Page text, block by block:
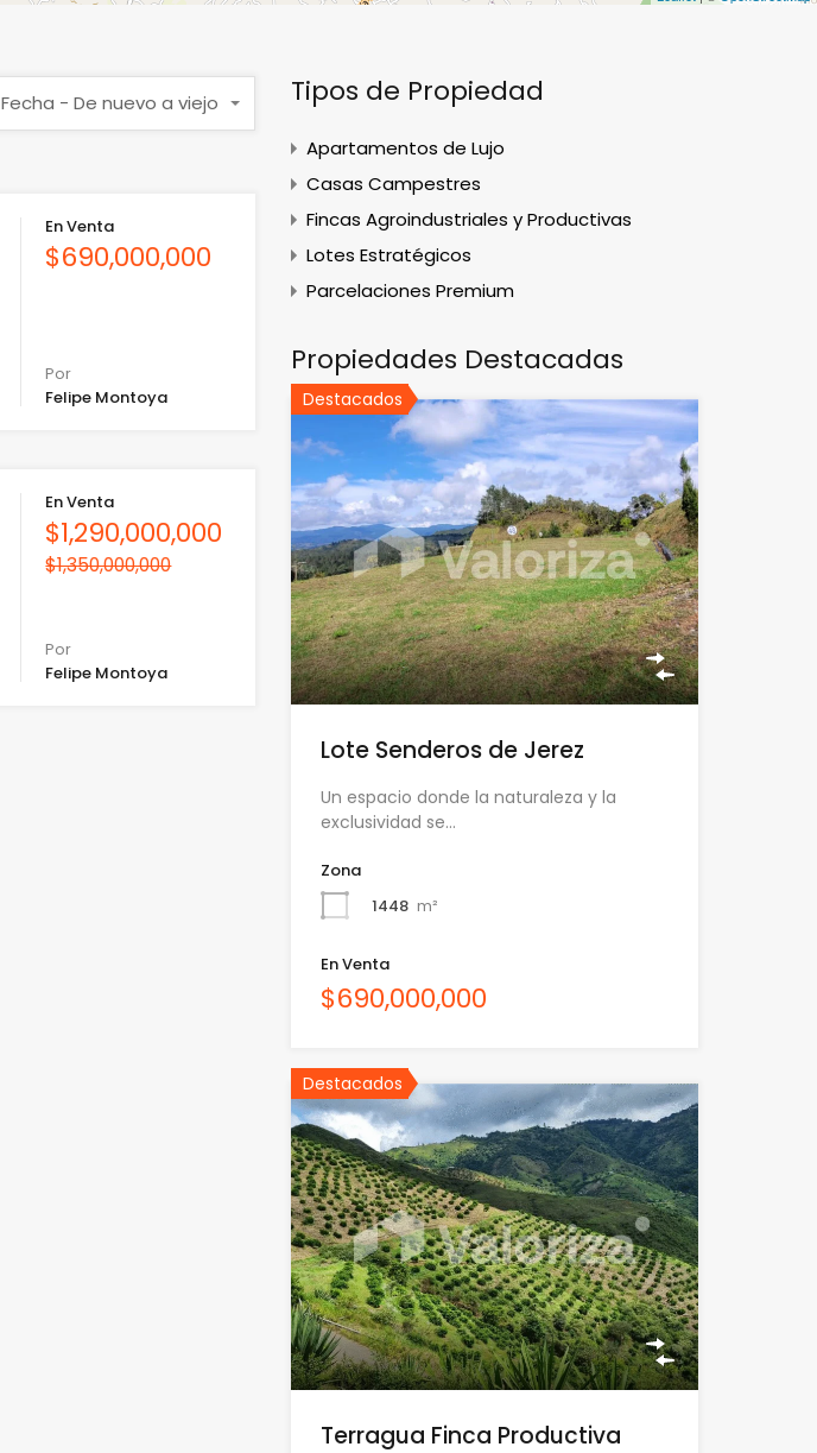
Fecha - De nuevo a viejo
En Venta
$690,000,000
Por
Felipe Montoya
En Venta
$1,290,000,000
$1,350,000,000
Por
Felipe Montoya
Tipos de Propiedad
Apartamentos de Lujo
Casas Campestres
Fincas Agroindustriales y Productivas
Lotes Estratégicos
Parcelaciones Premium
Propiedades Destacadas
Destacados
Lote Senderos de Jerez
Un espacio donde la naturaleza y la
exclusividad se…
Zona
1448 m²
En Venta
$690,000,000
Destacados
Terragua Finca Productiva